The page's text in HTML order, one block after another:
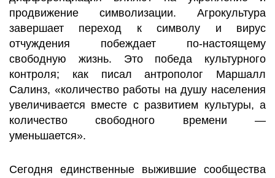
продвижение символизации. Агрокультура
завершает переход к символу и вирус
отчуждения побеждает по-настоящему
свободную жизнь. Это победа культурного
контроля; как писал антрополог Маршалл
Салинз, «количество работы на душу населения
увеличивается вместе с развитием культуры, а
количество свободного времени —
уменьшается».
Сегодня единственные выжившие сообщества